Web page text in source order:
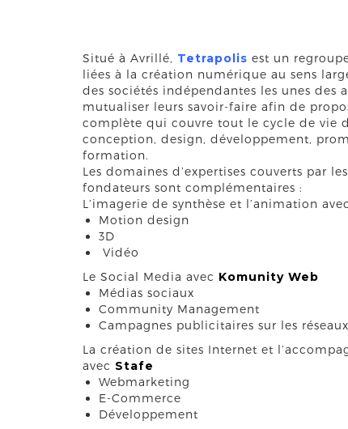
Situé à Avrillé, Tetrapolis est un
liées à la création numérique au sens
des sociétés indépendantes les unes des
mutualiser leurs savoir-faire afin de
complète qui couvre tout le cycle de vie
conception, design, développement,
formation.
Les domaines d’expertises couverts par
fondateurs sont complémentaires :
L’imagerie de synthèse et l’animation avec
Motion design
3D
Vidéo
Le Social Media avec Komunity Web
Médias sociaux
Community Management
Campagnes publicitaires sur les réseaux
La création de sites Internet et
avec Stafe
Webmarketing
E-Commerce
Développement